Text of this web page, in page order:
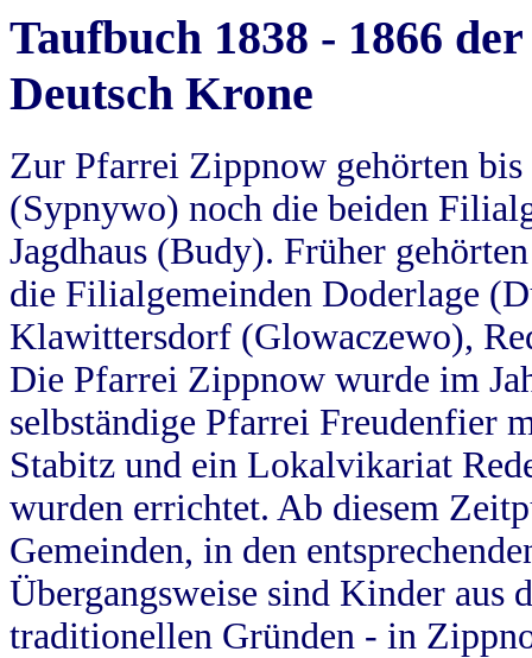
Taufbuch 1838 - 1866
Deutsch Krone
Zur Pfarrei Zippnow gehörten
(Sypnywo) noch die beiden
Jagdhaus (Budy). Früher
die Filialgemeinden Doderlage
Klawittersdorf (Glowaczewo),
Die Pfarrei Zippnow wurde im
selbständige Pfarrei Freudenfier
Stabitz und ein Lokalvikariat
wurden errichtet. Ab diesem
Gemeinden, in den
Übergangsweise sind Kinder aus
traditionellen Gründen - in